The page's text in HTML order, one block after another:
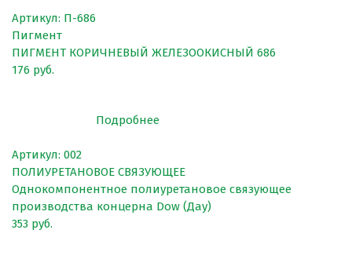
Артикул: П-686
Пигмент
ПИГМЕНТ КОРИЧНЕВЫЙ ЖЕЛЕЗООКИСНЫЙ 686
176 руб.
Подробнее
Артикул: 002
ПОЛИУРЕТАНОВОЕ СВЯЗУЮЩЕЕ
Однокомпонентное полиуретановое связующее
производства концерна Dow (Дау)
353 руб.